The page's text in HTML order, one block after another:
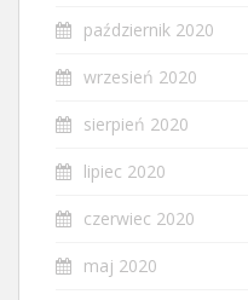
październik 2020
wrzesień 2020
sierpień 2020
lipiec 2020
czerwiec 2020
maj 2020